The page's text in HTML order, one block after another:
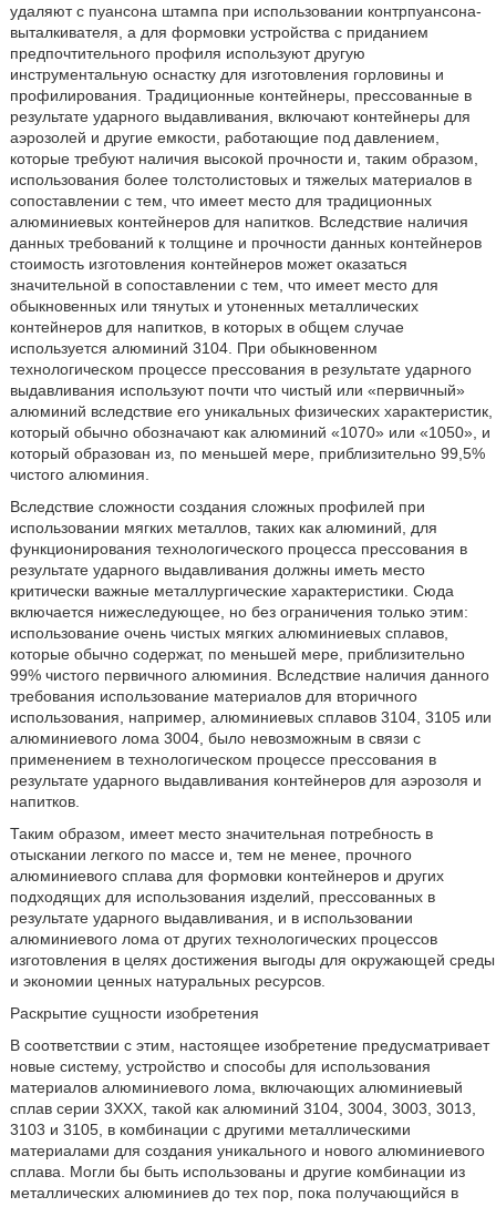
удаляют с пуансона штампа при использовании контрпуансона-
выталкивателя, а для формовки устройства с приданием
предпочтительного профиля используют другую
инструментальную оснастку для изготовления горловины и
профилирования. Традиционные контейнеры, прессованные в
результате ударного выдавливания, включают контейнеры для
аэрозолей и другие емкости, работающие под давлением,
которые требуют наличия высокой прочности и, таким образом,
использования более толстолистовых и тяжелых материалов в
сопоставлении с тем, что имеет место для традиционных
алюминиевых контейнеров для напитков. Вследствие наличия
данных требований к толщине и прочности данных контейнеров
стоимость изготовления контейнеров может оказаться
значительной в сопоставлении с тем, что имеет место для
обыкновенных или тянутых и утоненных металлических
контейнеров для напитков, в которых в общем случае
используется алюминий 3104. При обыкновенном
технологическом процессе прессования в результате ударного
выдавливания используют почти что чистый или «первичный»
алюминий вследствие его уникальных физических характеристик,
который обычно обозначают как алюминий «1070» или «1050», и
который образован из, по меньшей мере, приблизительно 99,5%
чистого алюминия.
Вследствие сложности создания сложных профилей при
использовании мягких металлов, таких как алюминий, для
функционирования технологического процесса прессования в
результате ударного выдавливания должны иметь место
критически важные металлургические характеристики. Сюда
включается нижеследующее, но без ограничения только этим:
использование очень чистых мягких алюминиевых сплавов,
которые обычно содержат, по меньшей мере, приблизительно
99% чистого первичного алюминия. Вследствие наличия данного
требования использование материалов для вторичного
использования, например, алюминиевых сплавов 3104, 3105 или
алюминиевого лома 3004, было невозможным в связи с
применением в технологическом процессе прессования в
результате ударного выдавливания контейнеров для аэрозоля и
напитков.
Таким образом, имеет место значительная потребность в
отыскании легкого по массе и, тем не менее, прочного
алюминиевого сплава для формовки контейнеров и других
подходящих для использования изделий, прессованных в
результате ударного выдавливания, и в использовании
алюминиевого лома от других технологических процессов
изготовления в целях достижения выгоды для окружающей среды
и экономии ценных натуральных ресурсов.
Раскрытие сущности изобретения
В соответствии с этим, настоящее изобретение предусматривает
новые систему, устройство и способы для использования
материалов алюминиевого лома, включающих алюминиевый
сплав серии 3ХХХ, такой как алюминий 3104, 3004, 3003, 3013,
3103 и 3105, в комбинации с другими металлическими
материалами для создания уникального и нового алюминиевого
сплава. Могли бы быть использованы и другие комбинации из
металлических алюминиев до тех пор, пока получающийся в